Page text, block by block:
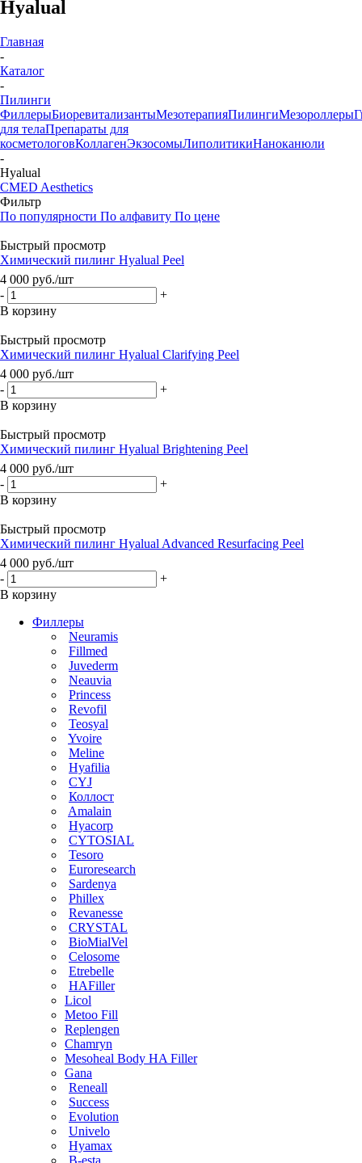
Hyalual
Главная
-
Каталог
-
Пилинги
ФиллерыБиоревитализантыМезотерапияПилингиМезороллеры
для телаПрепараты для
косметологовКоллагенЭкзосомыЛиполитикиНаноканюли
-
Hyalual
CMED Aesthetics
Фильтр
По популярности По алфавиту По цене
Быстрый просмотр
Химический пилинг Hyalual Peel
4 000 руб./шт
-
+
В корзину
Быстрый просмотр
Химический пилинг Hyalual Clarifying Peel
4 000 руб./шт
-
+
В корзину
Быстрый просмотр
Химический пилинг Hyalual Brightening Peel
4 000 руб./шт
-
+
В корзину
Быстрый просмотр
Химический пилинг Hyalual Advanced Resurfacing Peel
4 000 руб./шт
-
+
В корзину
Филлеры
Neuramis
Fillmed
Juvederm
Neauvia
Princess
Revofil
Teosyal
Yvoire
Meline
Hyafilia
CYJ
Коллост
Amalain
Hyacorp
CYTOSIAL
Tesoro
Euroresearch
Sardenya
Phillex
Revanesse
CRYSTAL
BioMialVel
Celosome
Etrebelle
HAFiller
Licol
Metoo Fill
Replengen
Chamryn
Mesoheal Body HA Filler
Gana
Reneall
Success
Evolution
Univelo
Hyamax
B-esta